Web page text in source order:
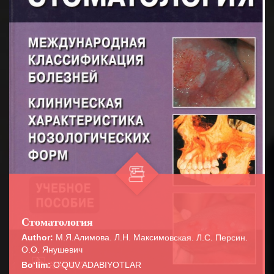
Стоматология
Author: М.Я.Алимова. Л.Н. Максимовская. Л.С. Персин.
О.О. Янушевич
Bo‘lim: O'QUV ADABIYOTLAR